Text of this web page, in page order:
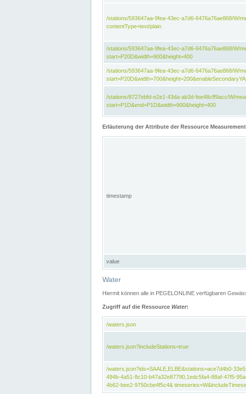
/stations/593647aa-9fea-43ec-a7d6-6476a76ae868/W/
contentType=text/plain
/stations/593647aa-9fea-43ec-a7d6-6476a76ae868/W/
start=P20D&width=900&height=400
/stations/593647aa-9fea-43ec-a7d6-6476a76ae868/W/
/stations/8727ebfd-e2e1-43da-ab3d-fee48cff9acc/W/
start=P1D&end=P1D&width=900&height=400
Erläuterung der Attribute der Ressource
timestamp
value
Water
Hiermit können alle in PEGELONLINE verfügbaren
Zugriff auf die Ressource Water:
/waters.json
/waters.json?includeStations=true
/waters.json?ids=SAALE,ELBE&stations=ace7d4b0-
494b-4a51-8c10-b47a32e87790,1edc5fa4-88af-47f5-
4b62-bee2-9750cbe4f5c4&